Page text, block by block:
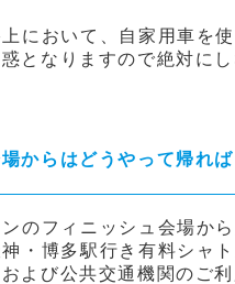
において、自家用車を
となりますので絶対にし
からはどうやって帰れ
のフィニッシュ会場か
・博多駅行き有料シャ
よび公共交通機関のご利